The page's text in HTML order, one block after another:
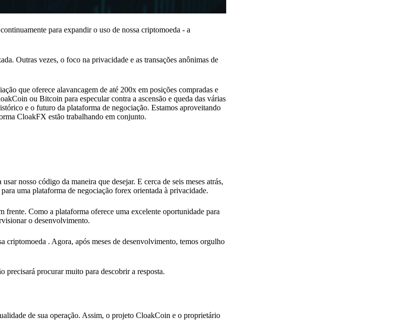
para expandir o uso de nossa criptomoeda - a
Outras vezes, o foco na privacidade e as transações anônimas de
que oferece alavancagem de até 200x em posições compradas e
ou Bitcoin para especular contra a ascensão e queda das várias
e o futuro da plataforma de negociação. Estamos aproveitando
CloakFX estão trabalhando em conjunto.
nosso código da maneira que desejar. E cerca de seis meses atrás,
uma plataforma de negociação forex orientada à privacidade.
frente. Como a plataforma oferece uma excelente oportunidade para
o desenvolvimento.
criptomoeda . Agora, após meses de desenvolvimento, temos orgulho
precisará procurar muito para descobrir a resposta.
de sua operação. Assim, o projeto CloakCoin e o proprietário